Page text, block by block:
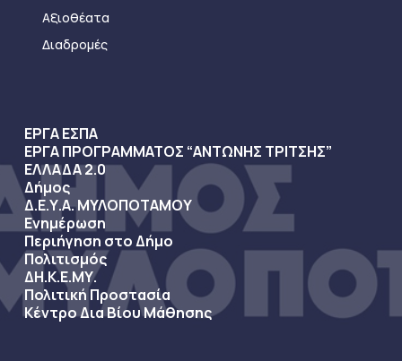
Αξιοθέατα
Διαδρομές
ΕΡΓΑ ΕΣΠΑ
ΕΡΓΑ ΠΡΟΓΡΑΜΜΑΤΟΣ “ΑΝΤΩΝΗΣ ΤΡΙΤΣΗΣ”
ΕΛΛΑΔΑ 2.0
Δήμος
Δ.Ε.Υ.Α. ΜΥΛΟΠΟΤΑΜΟΥ
Ενημέρωση
Περιήγηση στο Δήμο
Πολιτισμός
ΔΗ.Κ.Ε.ΜΥ.
Πολιτική Προστασία
Κέντρο Δια Βίου Μάθησης